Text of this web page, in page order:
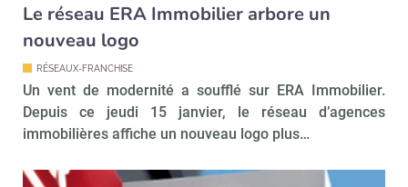
Le réseau ERA Immobilier arbore un
nouveau logo
RÉSEAUX-FRANCHISE
Un vent de modernité a soufflé sur ERA Immobilier.
Depuis ce jeudi 15 janvier, le réseau d’agences
immobilières affiche un nouveau logo plus…